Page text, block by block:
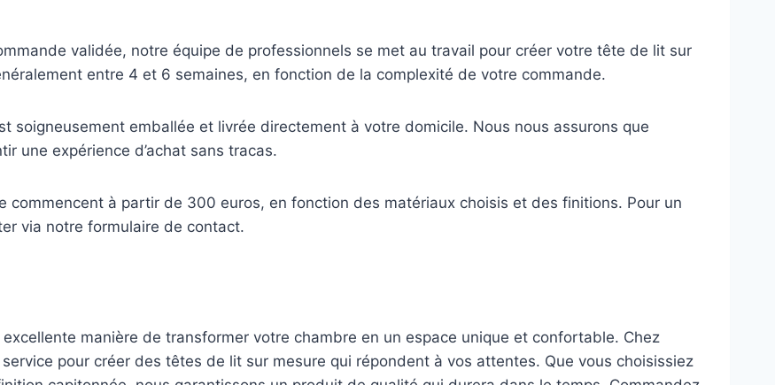
validée, notre équipe de professionnels se met au travail pour créer votre tête de lit sur
entre 4 et 6 semaines, en fonction de la complexité de votre commande.
soigneusement emballée et livrée directement à votre domicile. Nous nous assurons que
une expérience d’achat sans tracas.
commencent à partir de 300 euros, en fonction des matériaux choisis et des finitions. Pour un
via notre formulaire de contact.
manière de transformer votre chambre en un espace unique et confortable. Chez
pour créer des têtes de lit sur mesure qui répondent à vos attentes. Que vous choisissiez